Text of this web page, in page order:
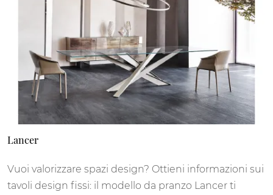
Lancer
Vuoi valorizzare spazi design? Ottieni informazioni sui
tavoli design fissi: il modello da pranzo Lancer ti